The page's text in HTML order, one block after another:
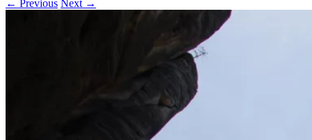
← Previous Next →